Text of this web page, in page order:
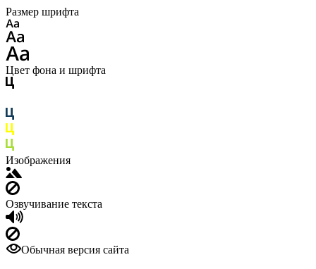
Размер шрифта
Цвет фона и шрифта
Изображения
Озвучивание текста
Обычная версия сайта